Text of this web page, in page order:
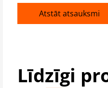
Atstāt atsauksmi
Līdzīgi